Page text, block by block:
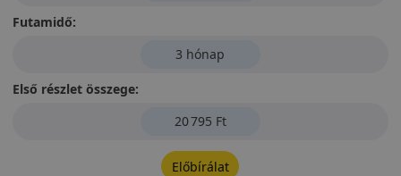
Futamidő:
3 hónap
Első részlet összege:
20 795 Ft
Előbírálat